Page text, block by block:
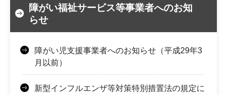
障がい福祉サービス等事業者へのお知
らせ
障がい児支援事業者へのお知らせ（平成29年3
月以前）
新型インフルエンザ等対策特別措置法の規定に